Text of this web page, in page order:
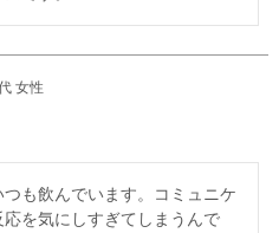
女性
も飲んでいます。コミュニケ
を気にしすぎてしまうんで